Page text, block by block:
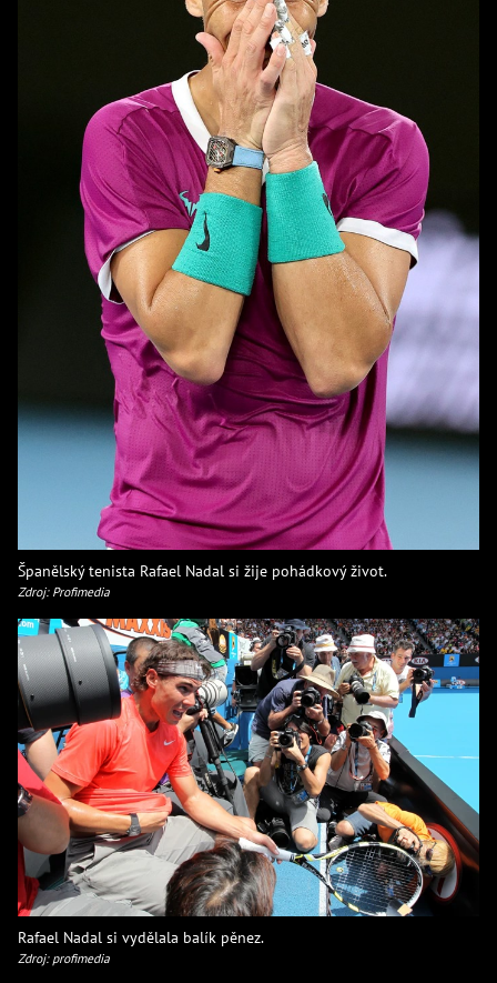
Španělský tenista Rafael Nadal si žije pohádkový život.
Zdroj: Profimedia
Rafael Nadal si vydělala balík pěnez.
Zdroj: profimedia